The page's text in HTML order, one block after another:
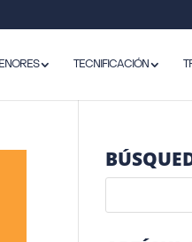
TECNIFICACIÓN